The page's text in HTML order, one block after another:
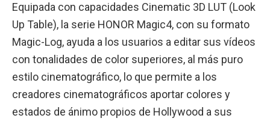
Equipada con capacidades Cinematic 3D LUT (Look
Up Table), la serie HONOR Magic4, con su formato
Magic-Log, ayuda a los usuarios a editar sus vídeos
con tonalidades de color superiores, al más puro
estilo cinematográfico, lo que permite a los
creadores cinematográficos aportar colores y
estados de ánimo propios de Hollywood a sus